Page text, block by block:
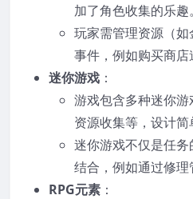
加了角色收集的乐趣。
玩家需管理资源（
事件，例如购买商店
迷你游戏 ：
游戏包含多种迷你游
资源收集等，设计简
迷你游戏不仅是任
结合，例如通过修理
RPG元素 ：